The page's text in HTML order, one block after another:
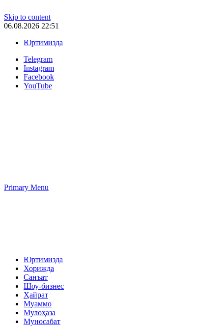
Skip to content
06.08.2026 22:51
Юртимизда
Telegram
Instagram
Facebook
YouTube
Primary Menu
Юртимизда
Хорижда
Санъат
Шоу-бизнес
Ҳайрат
Муаммо
Мулоҳаза
Муносабат